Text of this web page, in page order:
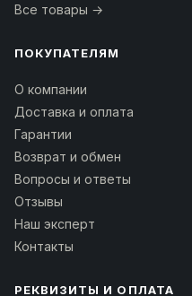
Все товары →
ПОКУПАТЕЛЯМ
О компании
Доставка и оплата
Гарантии
Возврат и обмен
Вопросы и ответы
Отзывы
Наш эксперт
Контакты
РЕКВИЗИТЫ И ОПЛАТА